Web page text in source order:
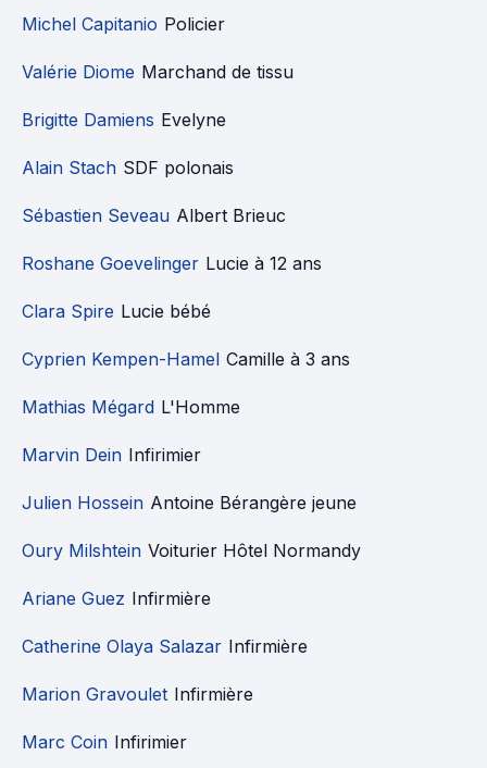
Michel Capitanio Policier
Valérie Diome Marchand de tissu
Brigitte Damiens Evelyne
Alain Stach SDF polonais
Sébastien Seveau Albert Brieuc
Roshane Goevelinger Lucie à 12 ans
Clara Spire Lucie bébé
Cyprien Kempen-Hamel Camille à 3 ans
Mathias Mégard L'Homme
Marvin Dein Infirimier
Julien Hossein Antoine Bérangère jeune
Oury Milshtein Voiturier Hôtel Normandy
Ariane Guez Infirmière
Catherine Olaya Salazar Infirmière
Marion Gravoulet Infirmière
Marc Coin Infirimier